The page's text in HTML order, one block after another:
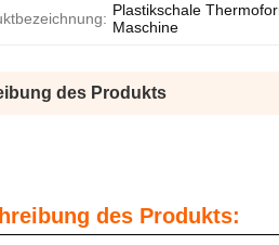
Plastikschale
Maschine
des Produkts
des Produkts: